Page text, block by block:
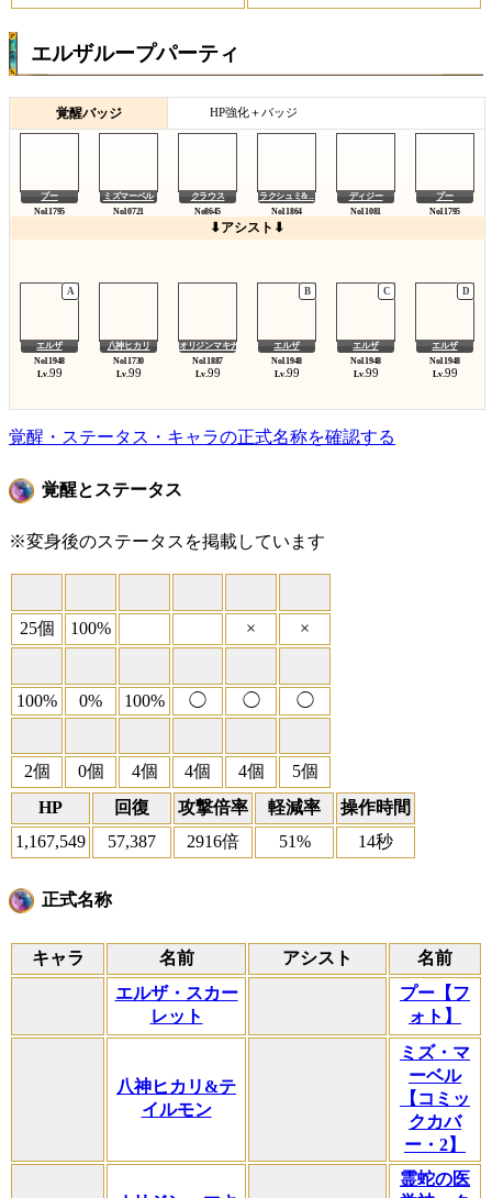
エルザループパーティ
覚醒バッジ HP強化＋バッジ
プー ミズマーベル クラウス ラクシュミ&... ディジー プー
⬇アシスト⬇
エルザ 八神ヒカリ オリジンマキナ エルザ エルザ エルザ
Lv.99 Lv.99 Lv.99 Lv.99 Lv.99 Lv.99
覚醒・ステータス・キャラの正式名称を確認する
覚醒とステータス
※変身後のステータスを掲載しています
25個 100% × ×
100% 0% 100% ◯ ◯ ◯
2個 0個 4個 4個 4個
5個
HP
回復 攻撃倍率 軽減率
操作時間
1,167,549
57,387 2916倍 51% 14秒
正式名称
キャラ 名前 アシスト
名前
エルザ・スカー
レット
プー【フ
ォト】
八神ヒカリ&テ
イルモン
ミズ・マ
ーベル
【コミッ
クカバ
ー・2】
霊蛇の医